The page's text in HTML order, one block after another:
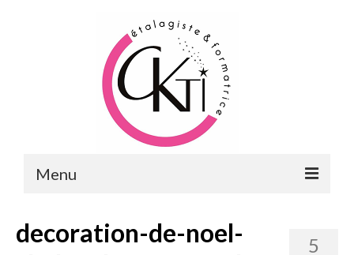
Menu
5
decoration-de-noel-